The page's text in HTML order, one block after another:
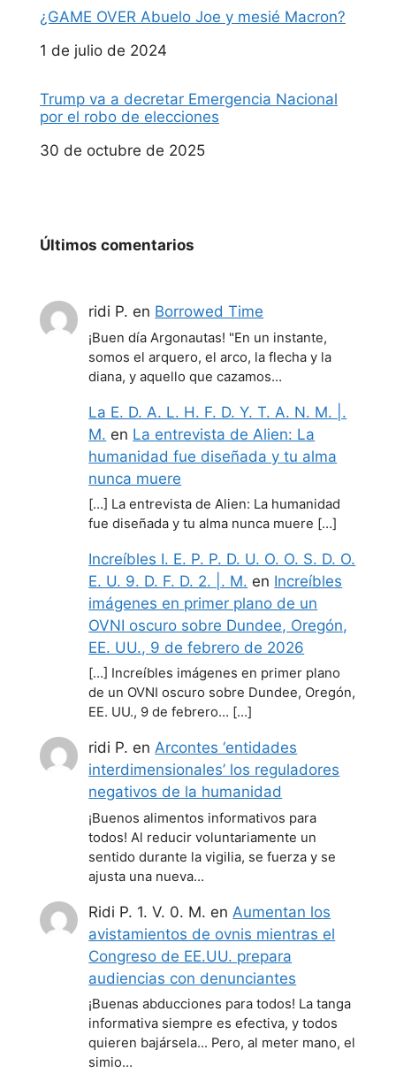
¿GAME OVER Abuelo Joe y mesié Macron?
Fecha
1 de julio de 2024
Trump va a decretar Emergencia Nacional
por el robo de elecciones
Fecha
30 de octubre de 2025
Últimos comentarios
ridi P. en Borrowed Time
¡Buen día Argonautas! "En un instante,
somos el arquero, el arco, la flecha y la
diana, y aquello que cazamos…
La E. D. A. L. H. F. D. Y. T. A. N. M. |.
M. en La entrevista de Alien: La
humanidad fue diseñada y tu alma
nunca muere
[…] La entrevista de Alien: La humanidad
fue diseñada y tu alma nunca muere […]
Increíbles I. E. P. P. D. U. O. O. S. D. O.
E. U. 9. D. F. D. 2. |. M. en Increíbles
imágenes en primer plano de un
OVNI oscuro sobre Dundee, Oregón,
EE. UU., 9 de febrero de 2026
[…] Increíbles imágenes en primer plano
de un OVNI oscuro sobre Dundee, Oregón,
EE. UU., 9 de febrero… […]
ridi P. enArcontes ‘entidades
interdimensionales’ los reguladores
negativos de la humanidad
¡Buenos alimentos informativos para
todos! Al reducir voluntariamente un
sentido durante la vigilia, se fuerza y se
ajusta una nueva…
Ridi P. 1. V. 0. M. en Aumentan los
avistamientos de ovnis mientras el
Congreso de EE.UU. prepara
audiencias con denunciantes
¡Buenas abducciones para todos! La tanga
informativa siempre es efectiva, y todos
quieren bajársela... Pero, al meter mano, el
simio…